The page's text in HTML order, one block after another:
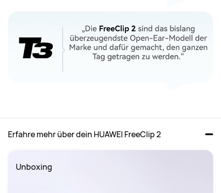
Erfahre mehr über dein HUAWEI FreeClip 2